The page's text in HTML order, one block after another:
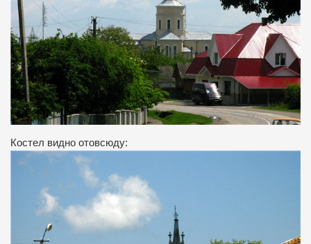
Костел видно отовсюду: